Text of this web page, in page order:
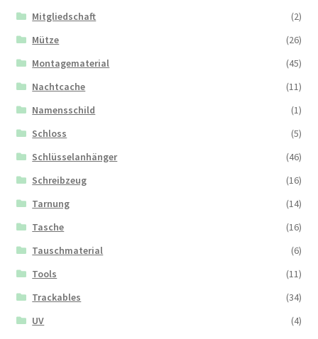
Mitgliedschaft
(2)
Mütze
(26)
Montagematerial
(45)
Nachtcache
(11)
Namensschild
(1)
Schloss
(5)
Schlüsselanhänger
(46)
Schreibzeug
(16)
Tarnung
(14)
Tasche
(16)
Tauschmaterial
(6)
Tools
(11)
Trackables
(34)
UV
(4)